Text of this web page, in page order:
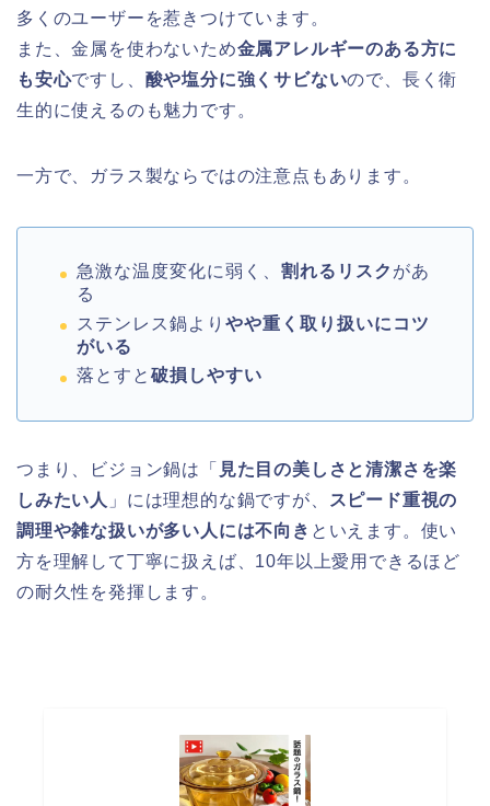
多くのユーザーを惹きつけています。
また、金属を使わないため金属アレルギーのある方に
も安心ですし、 酸や塩分に強くサビないので、長く衛
生的に使えるのも魅力です。
一方で、ガラス製ならではの注意点もあります。
急激な温度変化に弱く、 割れるリスク があ
る
ステンレス鍋より やや重く取り扱いにコツ
がいる
落とすと 破損しやすい
つまり、ビジョン鍋は「 見た目の美しさと清潔さを楽
しみたい人 」には理想的な鍋ですが、
スピード重視の
調理や雑な扱いが多い人には不向き といえます。使い
方を理解して丁寧に扱えば、10年以上愛用できるほど
の耐久性を発揮します。